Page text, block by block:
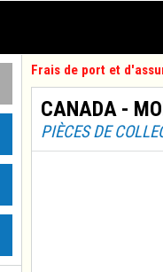
Frais de port et
CANADA -
PIÈCES DE